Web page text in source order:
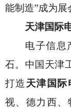
能制造”成为展
天津国际
电子信息
石。中国天津
打造天津国际
视、德力西、